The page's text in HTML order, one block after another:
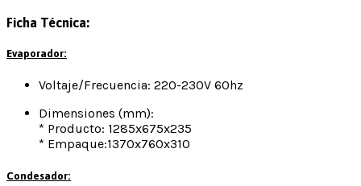
Ficha Técnica:
Evaporador:
Voltaje/Frecuencia: 220-230V 60hz
Dimensiones (mm):
* Producto: 1285x675x235
* Empaque:1370x760x310
Condesador: